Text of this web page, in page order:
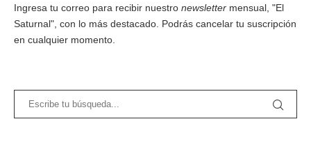
Ingresa tu correo para recibir nuestro newsletter mensual, "El
Saturnal", con lo más destacado. Podrás cancelar tu suscripción
en cualquier momento.